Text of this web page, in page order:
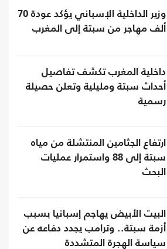
وزير الداخلية الإسباني يؤكد عودة 70
ألف مهاجر من سبتة إلى المغرب
داخلية المغرب تكشف تفاصيل
أحداث سبتة ومليلية وتعلن حصيلة
رسمية
ارتفاع الجثامين المنتشلة من مياه
سبتة إلى 88 واستمرار عمليات
البحث
البيت الأبيض يهاجم إسبانيا بسبب
أزمة سبتة.. وترامب يجدد دفاعه عن
سياسة الهجرة المتشددة